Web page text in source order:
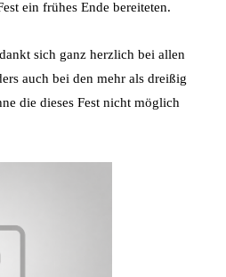
ein frühes Ende bereiteten.
sich ganz herzlich bei allen
auch bei den mehr als dreißig
die dieses Fest nicht möglich